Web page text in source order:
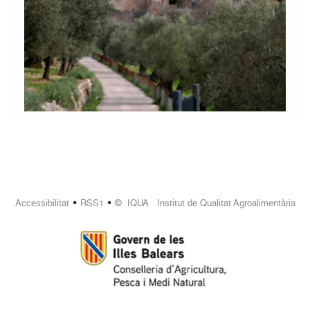
Accessibilitat• RSS1 • © IQUA Institut de Qualitat Agroalimentària